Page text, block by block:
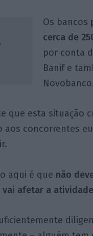
Os bancos
cerca de
por conta
Banif e
que esta situação
aos concorrentes
aqui é que não
afetar a